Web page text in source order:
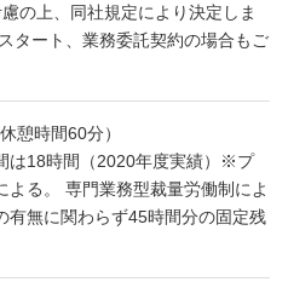
の上、同社規定により決定しま
タート、業務委託契約の場合もご
憩時間60分）
は18時間（2020年度実績）※プ
よる。 専門業務型裁量労働制によ
有無に関わらず45時間分の固定残